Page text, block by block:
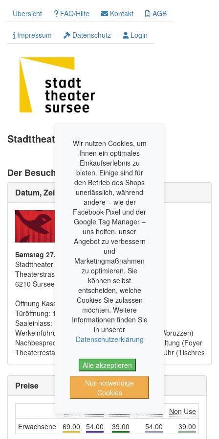
Übersicht FAQ/Hilfe Kontakt AGB
Impressum Datenschutz Login
Stadttheater Sursee Ticket-Shop
Der Besuch der alten Dame
Datum, Zeit und Ort
Samstag 27. September 2025 19:30
Stadttheater Sursee, Bühne
Theaterstrasse 5
6210 Sursee
Öffnung Kasse: 18:30 Uhr
Türöffnung: 18:30 Uhr
Saaleinlass: 19:15 Uhr
Werkeinführung: 19:00 Uhr (Theaterrestaurant Abruzzen)
Nachbesprechung im Anschluss an die Veranstaltung (Foyer EG)
Theaterrestaurant Abruzzen geöffnet ab: 18.30 Uhr
Preise
Non Use
Erwachsene
69.00 54.00 39.00 54.00 39.00
Wir nutzen Cookies, um
Ihnen ein optimales
Einkaufserlebnis zu
bieten. Einige sind für
den Betrieb des Shops
unerlässlich, während
andere – wie der
Facebook-Pixel und der
Google Tag Manager –
uns helfen, unser
Angebot zu verbessern
und
Marketingmaßnahmen
zu optimieren. Sie
können selbst
entscheiden, welche
Cookies Sie zulassen
möchten. Weitere
Informationen finden Sie
in unserer
Datenschutzerklärung
Alle akzeptieren
Nur notwendige
Cookies